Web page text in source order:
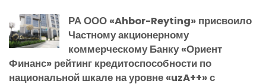
РА ООО «Ahbor-Reyting» присвоило
Частному акционерному
коммерческому Банку «Ориент
Финанс» рейтинг кредитоспособности по
национальной шкале на уровне «uzA++» с